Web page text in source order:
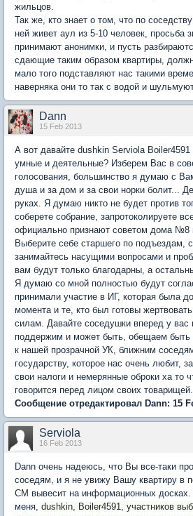
жильцов.
Так же, кто знает о том, что по
ней живет аул из 5-10 человек, просьба
принимают анонимки, и пусть
сдающие таким образом квартиры,
мало того подставляют нас такими
наверняка они то так с водой и
Dann
15 Feb 2013
А вот давайте dushkin Serviola
умные и деятельные? Изберем Вас в
голосования, большинство я думаю с
душа и за дом и за свои норки болит...
руках. Я думаю никто не будет против
соберете собрание, запротоколируете
официально признают советом дома №8
Выберите себе старшего по подъездам,
занимайтесь насущими вопросами и
вам будут только благодарны, а
Я думаю со мной полностью будут
принимали участие в ИГ, которая была
момента и те, кто был готовы
силам. Давайте соседушки вперед у
поддержим и может быть, обещаем
к нашей прозрачной УК, ближним
государству, которое нас очень любит,
свои налоги и немерянные оброки ха то
говорится перед лицом своих
Сообщение отредактировал Dann: 15
Serviola
16 Feb 2013
Dann очень надеюсь, что Вы все-таки
соседям, и я не увижу Вашу квартиру в
СМ вывесит на информационных
меня, dushkin, Boiler4591, участников